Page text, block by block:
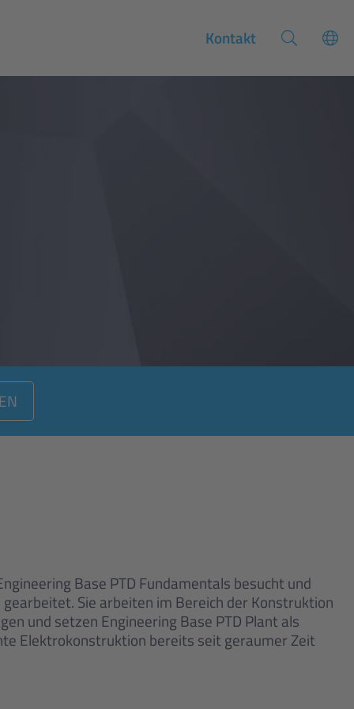
Kontakt
Base PTD Fundamentals besucht und
Sie arbeiten im Bereich der Konstruktion
und setzen Engineering Base PTD Plant als
Elektrokonstruktion bereits seit geraumer Zeit